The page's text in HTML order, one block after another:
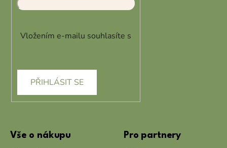
Vložením e-mailu souhlasíte s
PŘIHLÁSIT SE
Vše o nákupu Pro partnery